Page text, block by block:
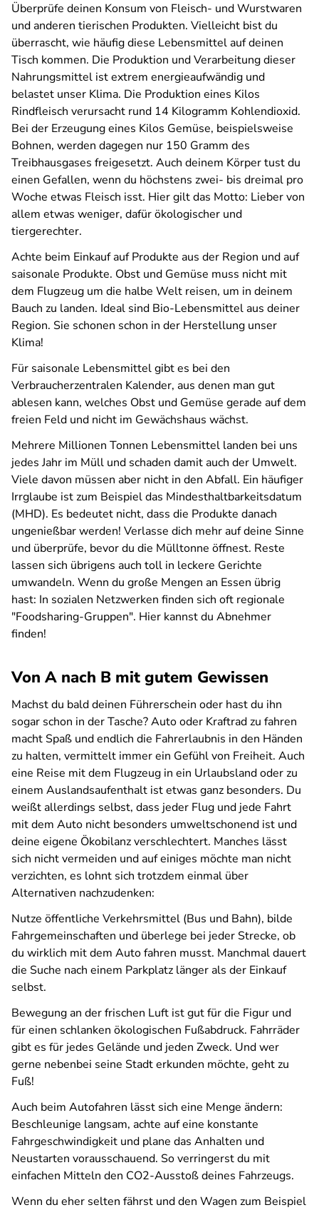
Überprüfe deinen Konsum von Fleisch- und Wurstwaren
und anderen tierischen Produkten. Vielleicht bist du
überrascht, wie häufig diese Lebensmittel auf deinen
Tisch kommen. Die Produktion und Verarbeitung dieser
Nahrungsmittel ist extrem energieaufwändig und
belastet unser Klima. Die Produktion eines Kilos
Rindfleisch verursacht rund 14 Kilogramm Kohlendioxid.
Bei der Erzeugung eines Kilos Gemüse, beispielsweise
Bohnen, werden dagegen nur 150 Gramm des
Treibhausgases freigesetzt. Auch deinem Körper tust du
einen Gefallen, wenn du höchstens zwei- bis dreimal pro
Woche etwas Fleisch isst. Hier gilt das Motto: Lieber von
allem etwas weniger, dafür ökologischer und
tiergerechter.
Achte beim Einkauf auf Produkte aus der Region und auf
saisonale Produkte. Obst und Gemüse muss nicht mit
dem Flugzeug um die halbe Welt reisen, um in deinem
Bauch zu landen. Ideal sind Bio-Lebensmittel aus deiner
Region. Sie schonen schon in der Herstellung unser
Klima!
Für saisonale Lebensmittel gibt es bei den
Verbraucherzentralen Kalender, aus denen man gut
ablesen kann, welches Obst und Gemüse gerade auf dem
freien Feld und nicht im Gewächshaus wächst.
Mehrere Millionen Tonnen Lebensmittel landen bei uns
jedes Jahr im Müll und schaden damit auch der Umwelt.
Viele davon müssen aber nicht in den Abfall. Ein häufiger
Irrglaube ist zum Beispiel das Mindesthaltbarkeitsdatum
(MHD). Es bedeutet nicht, dass die Produkte danach
ungenießbar werden! Verlasse dich mehr auf deine Sinne
und überprüfe, bevor du die Mülltonne öffnest. Reste
lassen sich übrigens auch toll in leckere Gerichte
umwandeln. Wenn du große Mengen an Essen übrig
hast: In sozialen Netzwerken finden sich oft regionale
"Foodsharing-Gruppen". Hier kannst du Abnehmer
finden!
Von A nach B mit gutem Gewissen
Machst du bald deinen Führerschein oder hast du ihn
sogar schon in der Tasche? Auto oder Kraftrad zu fahren
macht Spaß und endlich die Fahrerlaubnis in den Händen
zu halten, vermittelt immer ein Gefühl von Freiheit. Auch
eine Reise mit dem Flugzeug in ein Urlaubsland oder zu
einem Auslandsaufenthalt ist etwas ganz besonders. Du
weißt allerdings selbst, dass jeder Flug und jede Fahrt
mit dem Auto nicht besonders umweltschonend ist und
deine eigene Ökobilanz verschlechtert. Manches lässt
sich nicht vermeiden und auf einiges möchte man nicht
verzichten, es lohnt sich trotzdem einmal über
Alternativen nachzudenken:
Nutze öffentliche Verkehrsmittel (Bus und Bahn), bilde
Fahrgemeinschaften und überlege bei jeder Strecke, ob
du wirklich mit dem Auto fahren musst. Manchmal dauert
die Suche nach einem Parkplatz länger als der Einkauf
selbst.
Bewegung an der frischen Luft ist gut für die Figur und
für einen schlanken ökologischen Fußabdruck. Fahrräder
gibt es für jedes Gelände und jeden Zweck. Und wer
gerne nebenbei seine Stadt erkunden möchte, geht zu
Fuß!
Auch beim Autofahren lässt sich eine Menge ändern:
Beschleunige langsam, achte auf eine konstante
Fahrgeschwindigkeit und plane das Anhalten und
Neustarten vorausschauend. So verringerst du mit
einfachen Mitteln den CO2-Ausstoß deines Fahrzeugs.
Wenn du eher selten fährst und den Wagen zum Beispiel